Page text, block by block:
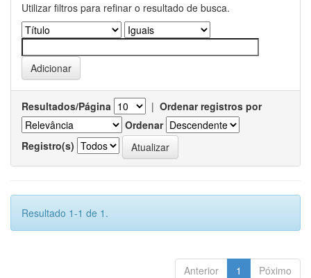
Utilizar filtros para refinar o resultado de busca.
Resultados/Página | Ordenar registros por
Ordenar
Registro(s)
Resultado 1-1 de 1.
Anterior 1 Póximo